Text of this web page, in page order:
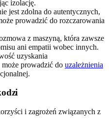
izolację.
jest zdolna do autentycznych,
prowadzić do rozczarowania
z maszyną, która zawsze
ani empatii wobec innych.
uzyskania
prowadzić do uzależnienia
i zagrożeń związanych z